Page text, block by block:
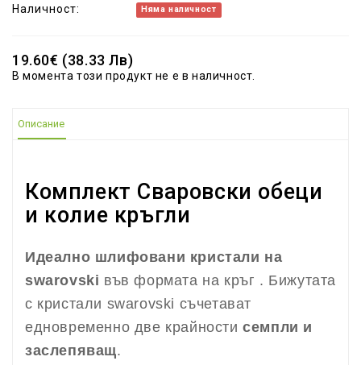
Наличност:
Няма наличност
19.60€ (38.33 Лв)
В момента този продукт не е в наличност.
Описание
Комплект Сваровски обеци
и колие кръгли
Идеално шлифовани кристали на
swarovski във формата на кръг . Бижутата
с кристали swarovski съчетават
едновременно две крайности семпли и
заслепяващ.